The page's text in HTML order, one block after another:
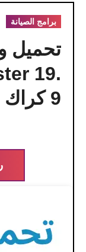
برامج الصيانة
19.
9 كراك اخر اصدار